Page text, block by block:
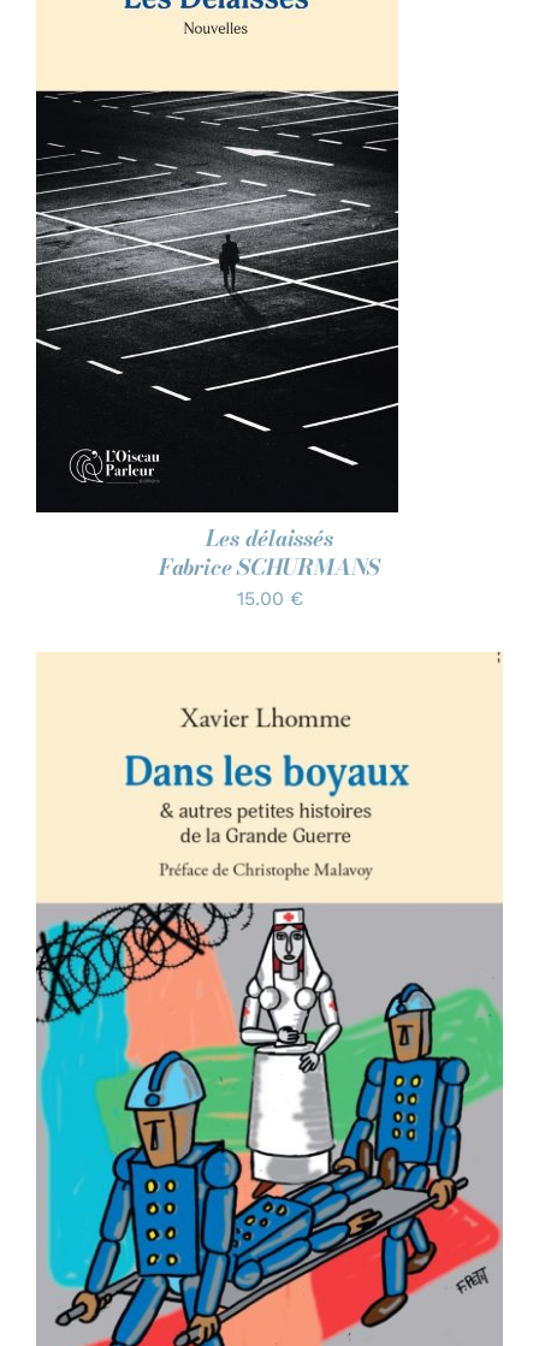
AJOUTER AU PANIER
/
DÉTAILS
Les délaissés
Fabrice SCHURMANS
15.00 €
AJOUTER AU PANIER
/
DÉTAILS